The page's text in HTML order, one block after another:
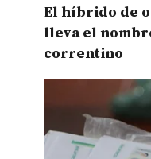
El híbrido de
lleva el
correntino